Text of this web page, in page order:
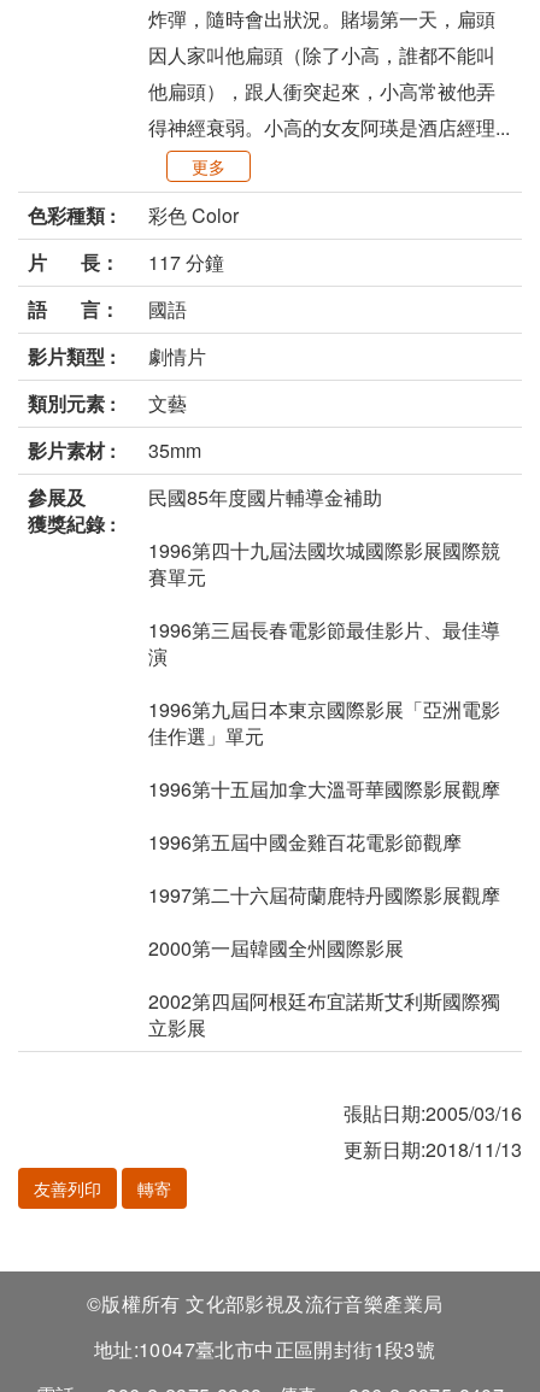
炸彈，隨時會出狀況。賭場第一天，扁頭
因人家叫他扁頭（除了小高，誰都不能叫
他扁頭），跟人衝突起來，小高常被他弄
得神經衰弱。小高的女友阿瑛是酒店經理...
更多
色彩種類 :
彩色 Color
片 長：
117 分鐘
語 言：
國語
影片類型 :
劇情片
類別元素 :
文藝
影片素材 :
35mm
參展及
獲獎紀錄 :
民國85年度國片輔導金補助
1996第四十九屆法國坎城國際影展國際競
賽單元
1996第三屆長春電影節最佳影片、最佳導
演
1996第九屆日本東京國際影展「亞洲電影
佳作選」單元
1996第十五屆加拿大溫哥華國際影展觀摩
1996第五屆中國金雞百花電影節觀摩
1997第二十六屆荷蘭鹿特丹國際影展觀摩
2000第一屆韓國全州國際影展
2002第四屆阿根廷布宜諾斯艾利斯國際獨
立影展
張貼日期:2005/03/16
更新日期:2018/11/13
友善列印 轉寄
©版權所有 文化部影視及流行音樂產業局
地址:10047臺北市中正區開封街1段3號